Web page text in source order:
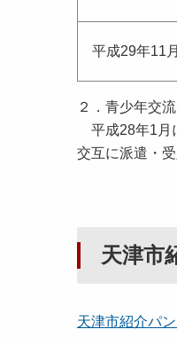
平成29年11月
２．青少年交流
平成28年1月
交互に派遣・
天津市
天津市紹介パ